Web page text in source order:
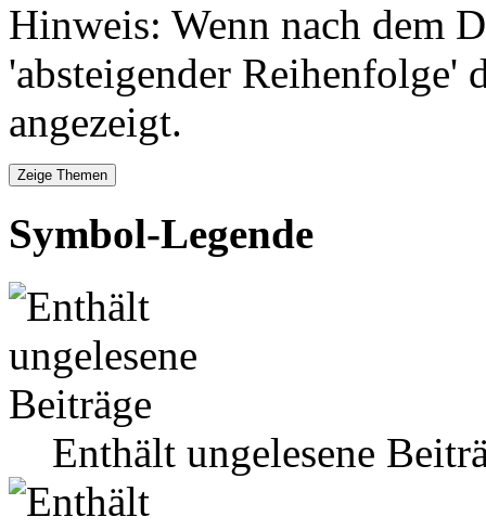
Hinweis: Wenn nach dem
'absteigender Reihenfolge'
angezeigt.
Symbol-Legende
Enthält ungelesene